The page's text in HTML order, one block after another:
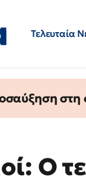
Τελευταία
στη
Ο